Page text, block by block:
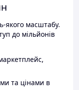
якого масштабу.
до мільйонів
та цінами в